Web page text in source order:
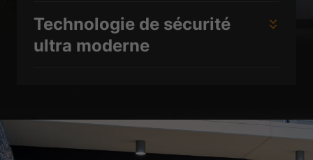
Technologie de sécurité
ultra moderne